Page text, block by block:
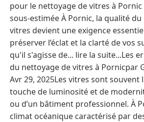
pour le nettoyage de vitres à
sous-estimée À Pornic, la qualité
vitres devient une exigence
préserver l’éclat et la clarté de vos
qu'il s'agisse de... lire la suite...Les
du nettoyage de vitres à Pornicpar
Avr 29, 2025Les vitres sont souvent
touche de luminosité et de
ou d’un bâtiment professionnel. À
climat océanique caractérisé par